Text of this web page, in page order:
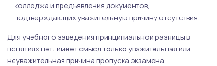
колледжа и предъявления документов,
подтверждающих уважительную причину отсутствия.
Для учебного заведения принципиальной разницы в
понятиях нет: имеет смысл только уважительная или
неуважительная причина пропуска экзамена.